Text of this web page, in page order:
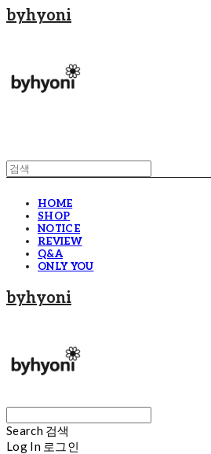
byhyoni
HOME
SHOP
NOTICE
REVIEW
Q&A
ONLY YOU
byhyoni
Search 검색
Log In 로그인